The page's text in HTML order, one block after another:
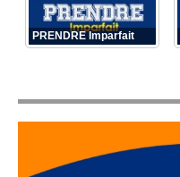
PRENDRE Imparfait